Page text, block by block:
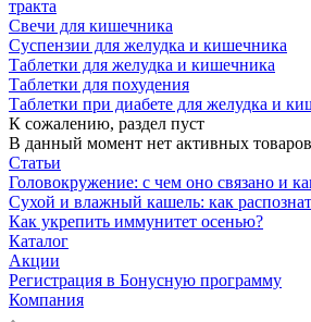
тракта
Свечи для кишечника
Суспензии для желудка и кишечника
Таблетки для желудка и кишечника
Таблетки для похудения
Таблетки при диабете для желудка и
К сожалению, раздел пуст
В данный момент нет активных товаров
Статьи
Головокружение: с чем оно связано и
Сухой и влажный кашель: как
Как укрепить иммунитет осенью?
Каталог
Акции
Регистрация в Бонусную программу
Компания